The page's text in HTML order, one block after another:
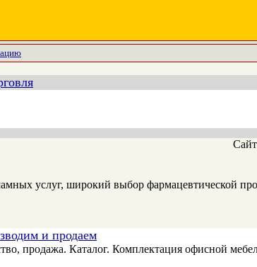
услуг, широкий выбор фармацевтической
и продаем
продажа. Каталог. Комплектация офисной